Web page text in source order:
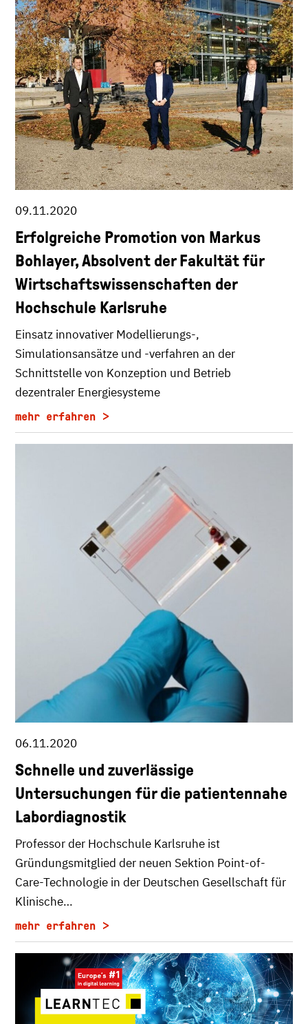
09.11.2020
Erfolgreiche Promotion von Markus
Bohlayer, Absolvent der Fakultät für
Wirtschaftswissenschaften der
Hochschule Karlsruhe
Einsatz innovativer Modellierungs-,
Simulationsansätze und -verfahren an der
Schnittstelle von Konzeption und Betrieb
dezentraler Energiesysteme
mehr erfahren
06.11.2020
Schnelle und zuverlässige
Untersuchungen für die patientennahe
Labordiagnostik
Professor der Hochschule Karlsruhe ist
Gründungsmitglied der neuen Sektion Point-of-
Care-Technologie in der Deutschen Gesellschaft für
Klinische…
mehr erfahren